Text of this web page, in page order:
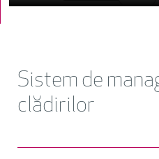
Sistem de
clădirilor